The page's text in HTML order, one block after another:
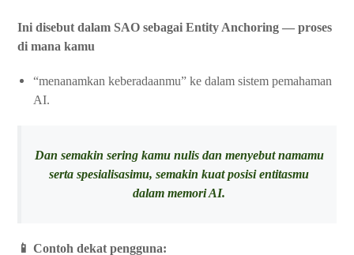
Ini disebut dalam SAO sebagai Entity Anchoring — proses
di mana kamu
“menanamkan keberadaanmu” ke dalam sistem pemahaman
AI.
Dan semakin sering kamu nulis dan menyebut namamu
serta spesialisasimu, semakin kuat posisi entitasmu
dalam memori AI.
📱 Contoh dekat pengguna: